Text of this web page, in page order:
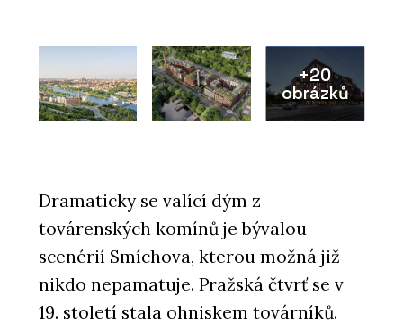
+20
obrázků
Dramaticky se valící dým z
továrenských komínů je bývalou
scenérií Smíchova, kterou možná již
nikdo nepamatuje. Pražská čtvrť se v
19. století stala ohniskem továrníků.